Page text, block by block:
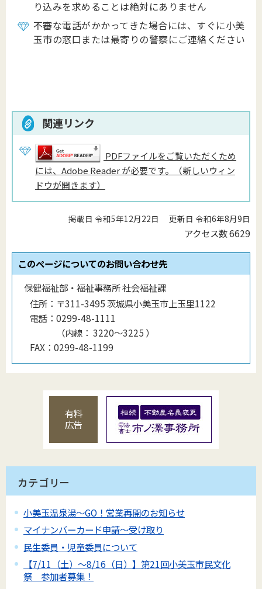
り込みを求めることは絶対にありません
不審な電話がかかってきた場合には、すぐに小美
玉市の窓口または最寄りの警察にご連絡ください
関連リンク
PDFファイルをご覧いただくため
には、Adobe Reader が必要です。（新しいウィン
ドウが開きます）
掲載日 令和5年12月22日 更新日 令和6年8月9日
アクセス数6629
このページについてのお問い合わせ先
保健福祉部・福祉事務所 社会福祉課
住所： 〒311-3495 茨城県小美玉市上玉里1122
電話： 0299-48-1111
（内線 ： 3220〜3225 ）
FAX： 0299-48-1199
有料
広告
カテゴリー
小美玉温泉湯～GO！営業再開のお知らせ
マイナンバーカード申請～受け取り
民生委員・児童委員について
【7/11（土）～8/16（日）】第21回小美玉市民文化
祭 参加者募集！